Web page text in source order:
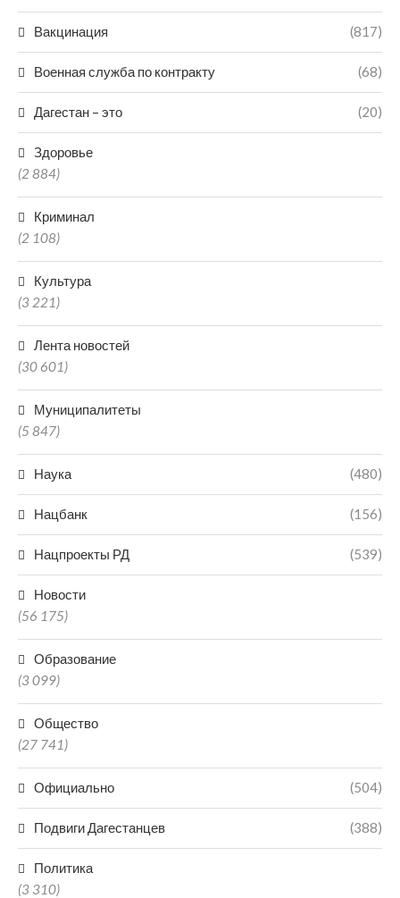
Вакцинация (817)
Военная служба по контракту (68)
Дагестан – это (20)
Здоровье
(2 884)
Криминал
(2 108)
Культура
(3 221)
Лента новостей
(30 601)
Муниципалитеты
(5 847)
Наука (480)
Нацбанк (156)
Нацпроекты РД (539)
Новости
(56 175)
Образование
(3 099)
Общество
(27 741)
Официально (504)
Подвиги Дагестанцев (388)
Политика
(3 310)